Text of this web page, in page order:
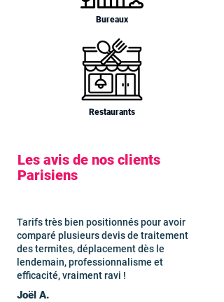
Bureaux
Restaurants
Les avis de nos clients
Parisiens
Tarifs très bien positionnés pour avoir
comparé plusieurs devis de traitement
des termites, déplacement dès le
lendemain, professionnalisme et
efficacité, vraiment ravi !
Joël A.